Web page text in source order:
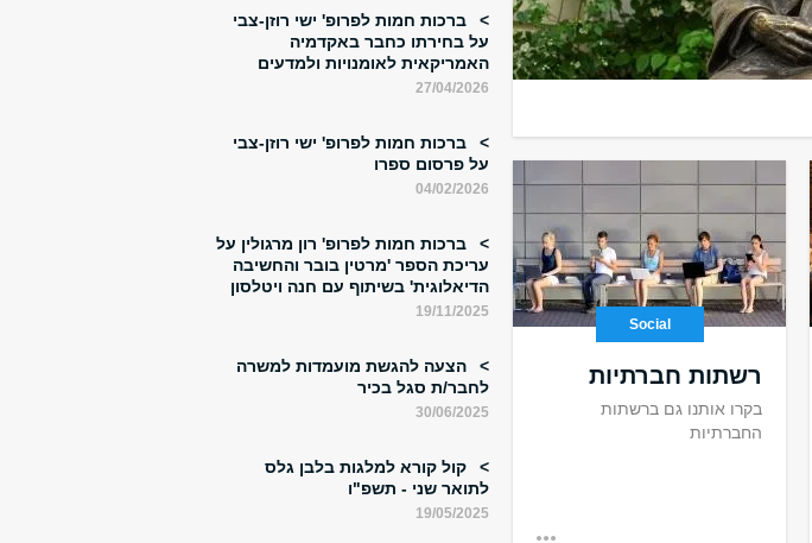
ברכות חמות לפרופ' ישי רוזן-צבי
על בחירתו כחבר באקדמיה
האמריקאית לאומנויות ולמדעים
27/04/2026
ברכות חמות לפרופ' ישי רוזן-צבי
על פרסום ספרו
04/02/2026
ברכות חמות לפרופ' רון מרגולין על
עריכת הספר 'מרטין בובר והחשיבה
הדיאלוגית' בשיתוף עם חנה ויטלסון
19/11/2025
הצעה להגשת מועמדות למשרה
לחבר/ת סגל בכיר
30/06/2025
קול קורא למלגות בלבן גלס
לתואר שני - תשפ"ו
19/05/2025
Social
רשתות חברתיות
בקרו אותנו גם ברשתות
החברתיות